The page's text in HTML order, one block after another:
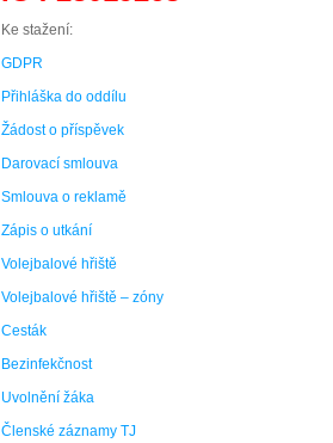
Ke stažení:
GDPR
Přihláška do oddílu
Žádost o příspěvek
Darovací smlouva
Smlouva o reklamě
Zápis o utkání
Volejbalové hřiště
Volejbalové hřiště – zóny
Cesták
Bezinfekčnost
Uvolnění žáka
Členské záznamy TJ